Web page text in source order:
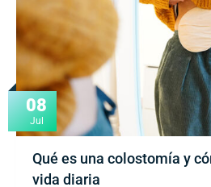
08
Jul
Qué es una colostomía y
vida diaria